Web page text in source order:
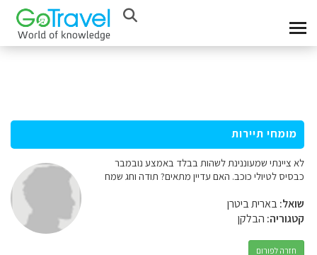
מומחי תיירות
לא ציינתי שמעוננינת לשהות בבלד באמצע נובמבר
כבסיס לטיולי כוכב. האם עדיין מתאים? תודה וחג שמח
שואל:בארית ביטרן
קטגוריה: הבלקן
חזרה לפורום